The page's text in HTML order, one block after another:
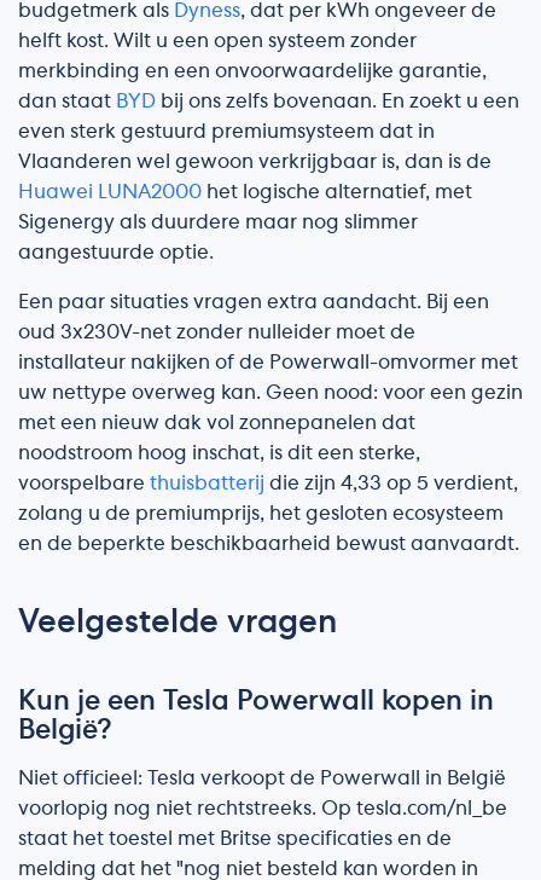
budgetmerk als
Dyness, dat per kWh ongeveer de
helft kost. Wilt u een open systeem zonder
merkbinding en een onvoorwaardelijke garantie,
dan staat BYD bij ons zelfs bovenaan. En zoekt u een
even sterk gestuurd premiumsysteem dat in
Vlaanderen wel gewoon verkrijgbaar is, dan is de
Huawei LUNA2000 het logische alternatief, met
Sigenergy als duurdere maar nog slimmer
aangestuurde optie.
Een paar situaties vragen extra aandacht. Bij een
oud 3x230V-net zonder nulleider moet de
installateur nakijken of de Powerwall-omvormer met
uw nettype overweg kan. Geen nood: voor een gezin
met een nieuw dak vol zonnepanelen dat
noodstroom hoog inschat, is dit een sterke,
voorspelbare thuisbatterij die zijn 4,33 op 5 verdient,
zolang u de premiumprijs, het gesloten ecosysteem
en de beperkte beschikbaarheid bewust aanvaardt.
Veelgestelde vragen
Kun je een Tesla Powerwall kopen in
België?
Niet officieel: Tesla verkoopt de Powerwall in België
voorlopig nog niet rechtstreeks. Op tesla.com/nl_be
staat het toestel met Britse specificaties en de
melding dat het "nog niet besteld kan worden in